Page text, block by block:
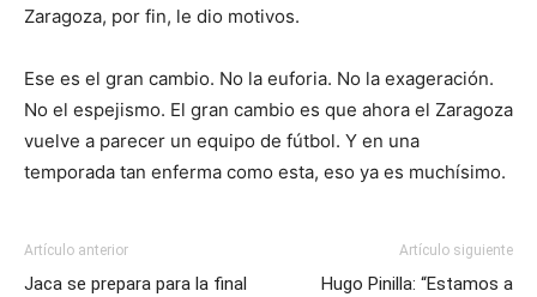
Zaragoza, por fin, le dio motivos.
Ese es el gran cambio. No la euforia. No la exageración.
No el espejismo. El gran cambio es que ahora el Zaragoza
vuelve a parecer un equipo de fútbol. Y en una
temporada tan enferma como esta, eso ya es muchísimo.
Artículo anterior
Jaca se prepara para la final
Artículo siguiente
Hugo Pinilla: “Estamos a